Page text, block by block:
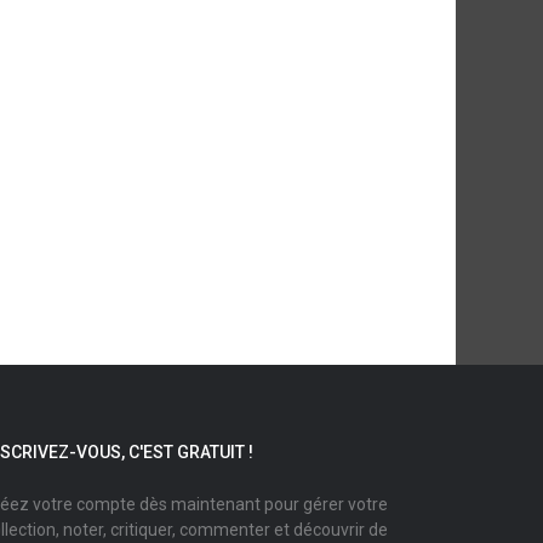
VOUS, C'EST GRATUIT !
votre compte dès maintenant pour gérer votre
noter, critiquer, commenter et découvrir de